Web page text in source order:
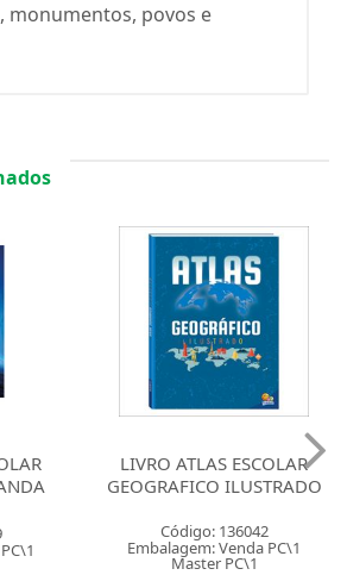
monumentos, povos e
LIVRO ATLAS ESCOLAR
GEOGRAFICO ILUSTRADO
Código: 136042
Embalagem: Venda PC\1
Master PC\1